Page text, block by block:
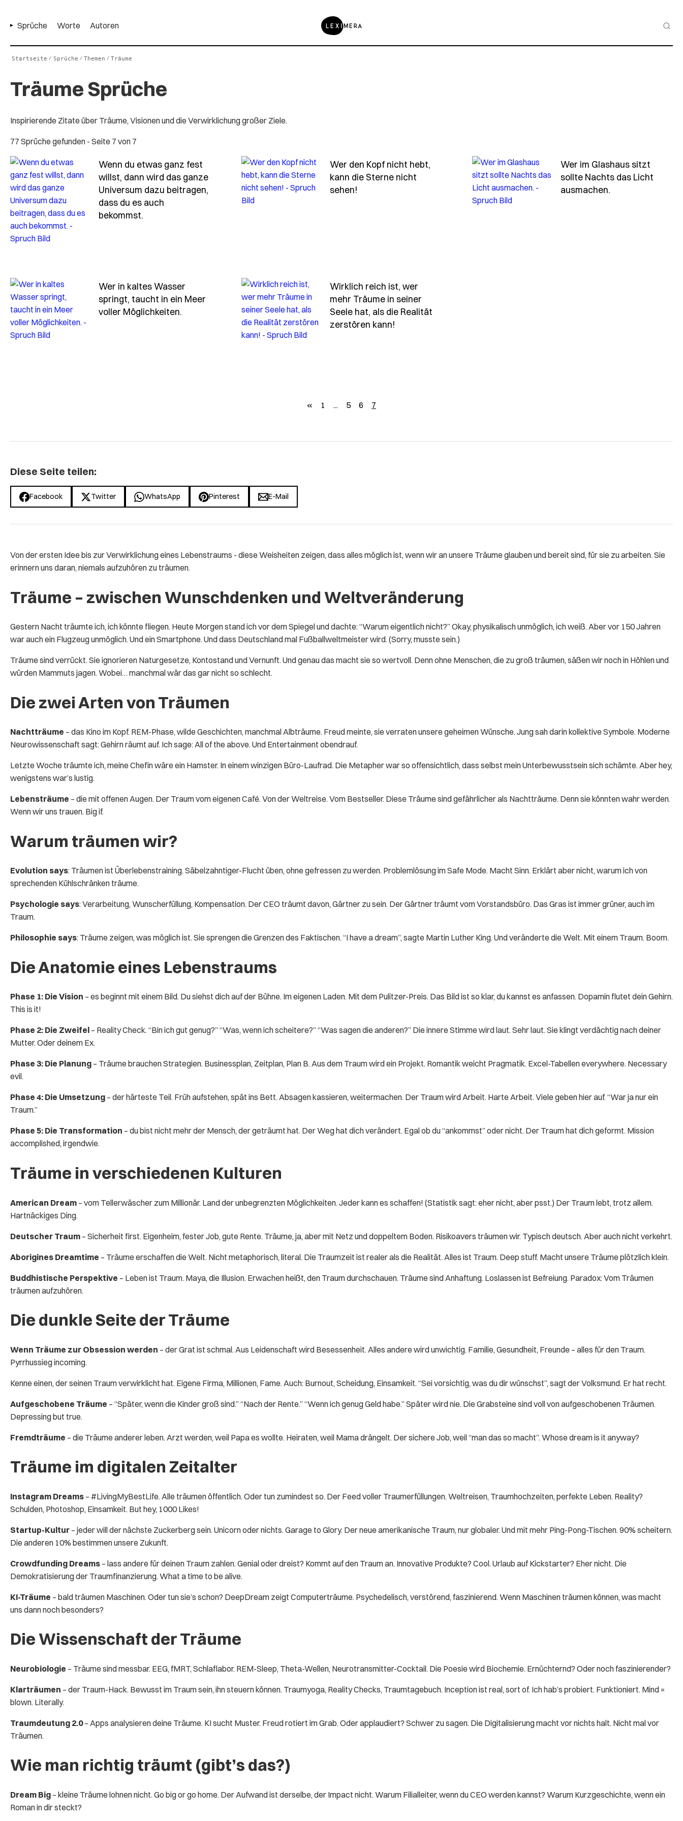
Sprüche Worte Autoren
Startseite / Sprüche / Themen / Träume
Träume Sprüche
Inspirierende Zitate über Träume, Visionen und die Verwirklichung großer Ziele.
77 Sprüche gefunden - Seite 7 von 7
Wenn du etwas ganz fest
willst, dann wird das ganze
Universum dazu beitragen,
dass du es auch
bekommst.
Wer den Kopf nicht hebt,
kann die Sterne nicht
sehen! - Spruch wer-den-kopf-nicht-hebt-kann-die-sterne-nicht-sehen-2
Wer im Glashaus sitzt
sollte Nachts das Licht
ausmachen.
Wer in kaltes Wasser
springt, taucht in ein Meer
voller Möglichkeiten. - Spruch wer-in-kaltes-wasser-springt-taucht-in-ein-meer-voller
Wirklich reich ist, wer
mehr Träume in seiner
Seele hat, als die Realität
zerstören kann!
« zurück
1 ... 5 6 7
Diese Seite teilen:
Facebook Twitter WhatsApp Pinterest E-Mail
Von der ersten Idee bis zur Verwirklichung eines Lebenstraums - diese Weisheiten zeigen, dass alles möglich ist, wenn wir an unsere Träume glauben und bereit sind, für sie zu arbeiten. Sie
erinnern uns daran, niemals aufzuhören zu träumen.
Träume – zwischen Wunschdenken und Weltveränderung
Gestern Nacht träumte ich, ich könnte fliegen. Heute Morgen stand ich vor dem Spiegel und dachte: “Warum eigentlich nicht?” Okay, physikalisch unmöglich, ich weiß. Aber vor 150 Jahren
war auch ein Flugzeug unmöglich. Und ein Smartphone. Und dass Deutschland mal Fußballweltmeister wird. (Sorry, musste sein.)
Träume sind verrückt. Sie ignorieren Naturgesetze, Kontostand und Vernunft. Und genau das macht sie so wertvoll. Denn ohne Menschen, die zu groß träumen, säßen wir noch in Höhlen und
würden Mammuts jagen. Wobei… manchmal wär das gar nicht so schlecht.
Die zwei Arten von Träumen
Nachtträume – das Kino im Kopf. REM-Phase, wilde Geschichten, manchmal Albträume. Freud meinte, sie verraten unsere geheimen Wünsche. Jung sah darin kollektive Symbole. Moderne
Neurowissenschaft sagt: Gehirn räumt auf. Ich sage: All of the above. Und Entertainment obendrauf.
Letzte Woche träumte ich, meine Chefin wäre ein Hamster. In einem winzigen Büro-Laufrad. Die Metapher war so offensichtlich, dass selbst mein Unterbewusstsein sich schämte. Aber hey,
wenigstens war’s lustig.
Lebensträume – die mit offenen Augen. Der Traum vom eigenen Café. Von der Weltreise. Vom Bestseller. Diese Träume sind gefährlicher als Nachtträume. Denn sie könnten wahr werden.
Wenn wir uns trauen. Big if.
Warum träumen wir?
Evolution says: Träumen ist Überlebenstraining. Säbelzahntiger-Flucht üben, ohne gefressen zu werden. Problemlösung im Safe Mode. Macht Sinn. Erklärt aber nicht, warum ich von
sprechenden Kühlschränken träume.
Psychologie says: Verarbeitung, Wunscherfüllung, Kompensation. Der CEO träumt davon, Gärtner zu sein. Der Gärtner träumt vom Vorstandsbüro. Das Gras ist immer grüner, auch im
Traum.
Philosophie says: Träume zeigen, was möglich ist. Sie sprengen die Grenzen des Faktischen. “I have a dream”, sagte Martin Luther King. Und veränderte die Welt. Mit einem Traum. Boom.
Die Anatomie eines Lebenstraums
Phase 1: Die Vision – es beginnt mit einem Bild. Du siehst dich auf der Bühne. Im eigenen Laden. Mit dem Pulitzer-Preis. Das Bild ist so klar, du kannst es anfassen. Dopamin flutet dein Gehirn.
This is it!
Phase 2: Die Zweifel – Reality Check. “Bin ich gut genug?” “Was, wenn ich scheitere?” “Was sagen die anderen?” Die innere Stimme wird laut. Sehr laut. Sie klingt verdächtig nach deiner
Mutter. Oder deinem Ex.
Phase 3: Die Planung – Träume brauchen Strategien. Businessplan, Zeitplan, Plan B. Aus dem Traum wird ein Projekt. Romantik weicht Pragmatik. Excel-Tabellen everywhere. Necessary
evil.
Phase 4: Die Umsetzung – der härteste Teil. Früh aufstehen, spät ins Bett. Absagen kassieren, weitermachen. Der Traum wird Arbeit. Harte Arbeit. Viele geben hier auf. “War ja nur ein
Traum.”
Phase 5: Die Transformation – du bist nicht mehr der Mensch, der geträumt hat. Der Weg hat dich verändert. Egal ob du “ankommst” oder nicht. Der Traum hat dich geformt. Mission
accomplished, irgendwie.
Träume in verschiedenen Kulturen
American Dream – vom Tellerwäscher zum Millionär. Land der unbegrenzten Möglichkeiten. Jeder kann es schaffen! (Statistik sagt: eher nicht, aber psst.) Der Traum lebt, trotz allem.
Hartnäckiges Ding.
Deutscher Traum – Sicherheit first. Eigenheim, fester Job, gute Rente. Träume, ja, aber mit Netz und doppeltem Boden. Risikoavers träumen wir. Typisch deutsch. Aber auch nicht verkehrt.
Aborigines Dreamtime – Träume erschaffen die Welt. Nicht metaphorisch, literal. Die Traumzeit ist realer als die Realität. Alles ist Traum. Deep stuff. Macht unsere Träume plötzlich klein.
Buddhistische Perspektive – Leben ist Traum. Maya, die Illusion. Erwachen heißt, den Traum durchschauen. Träume sind Anhaftung. Loslassen ist Befreiung. Paradox: Vom Träumen
träumen aufzuhören.
Die dunkle Seite der Träume
Wenn Träume zur Obsession werden – der Grat ist schmal. Aus Leidenschaft wird Besessenheit. Alles andere wird unwichtig. Familie, Gesundheit, Freunde – alles für den Traum.
Pyrrhussieg incoming.
Kenne einen, der seinen Traum verwirklicht hat. Eigene Firma, Millionen, Fame. Auch: Burnout, Scheidung, Einsamkeit. “Sei vorsichtig, was du dir wünschst”, sagt der Volksmund. Er hat recht.
Aufgeschobene Träume – “Später, wenn die Kinder groß sind.” “Nach der Rente.” “Wenn ich genug Geld habe.” Später wird nie. Die Grabsteine sind voll von aufgeschobenen Träumen.
Depressing but true.
Fremdträume – die Träume anderer leben. Arzt werden, weil Papa es wollte. Heiraten, weil Mama drängelt. Der sichere Job, weil “man das so macht”. Whose dream is it anyway?
Träume im digitalen Zeitalter
Instagram Dreams – #LivingMyBestLife. Alle träumen öffentlich. Oder tun zumindest so. Der Feed voller Traumerfüllungen. Weltreisen, Traumhochzeiten, perfekte Leben. Reality?
Schulden, Photoshop, Einsamkeit. But hey, 1000 Likes!
Startup-Kultur – jeder will der nächste Zuckerberg sein. Unicorn oder nichts. Garage to Glory. Der neue amerikanische Traum, nur globaler. Und mit mehr Ping-Pong-Tischen. 90% scheitern.
Die anderen 10% bestimmen unsere Zukunft.
Crowdfunding Dreams – lass andere für deinen Traum zahlen. Genial oder dreist? Kommt auf den Traum an. Innovative Produkte? Cool. Urlaub auf Kickstarter? Eher nicht. Die
Demokratisierung der Traumfinanzierung. What a time to be alive.
KI-Träume – bald träumen Maschinen. Oder tun sie’s schon? DeepDream zeigt Computerträume. Psychedelisch, verstörend, faszinierend. Wenn Maschinen träumen können, was macht
uns dann noch besonders?
Die Wissenschaft der Träume
Neurobiologie – Träume sind messbar. EEG, fMRT, Schlaflabor. REM-Sleep, Theta-Wellen, Neurotransmitter-Cocktail. Die Poesie wird Biochemie. Ernüchternd? Oder noch faszinierender?
Klarträumen – der Traum-Hack. Bewusst im Traum sein, ihn steuern können. Traumyoga, Reality Checks, Traumtagebuch. Inception ist real, sort of. Ich hab’s probiert. Funktioniert. Mind =
blown. Literally.
Traumdeutung 2.0– Apps analysieren deine Träume. KI sucht Muster. Freud rotiert im Grab. Oder applaudiert? Schwer zu sagen. Die Digitalisierung macht vor nichts halt. Nicht mal vor
Träumen.
Wie man richtig träumt (gibt’s das?)
Dream Big – kleine Träume lohnen nicht. Go big or go home. Der Aufwand ist derselbe, der Impact nicht. Warum Filialleiter, wenn du CEO werden kannst? Warum Kurzgeschichte, wenn ein
Roman in dir steckt?